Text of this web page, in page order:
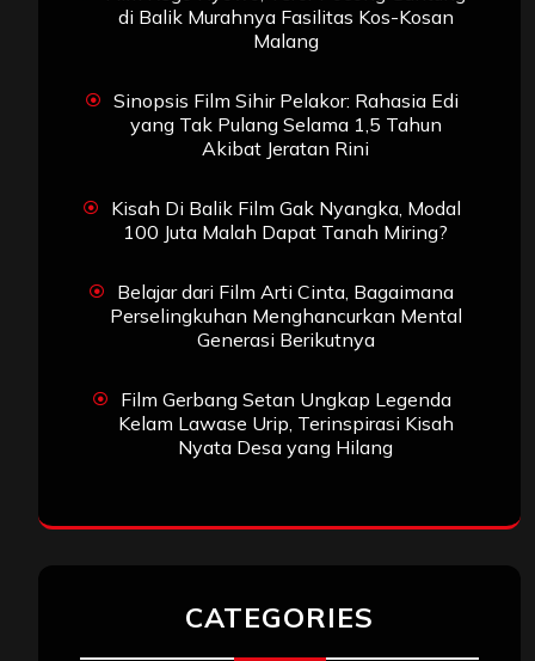
di Balik Murahnya Fasilitas Kos-Kosan
Malang
Sinopsis Film Sihir Pelakor: Rahasia Edi
yang Tak Pulang Selama 1,5 Tahun
Akibat Jeratan Rini
Kisah Di Balik Film Gak Nyangka, Modal
100 Juta Malah Dapat Tanah Miring?
Belajar dari Film Arti Cinta, Bagaimana
Perselingkuhan Menghancurkan Mental
Generasi Berikutnya
Film Gerbang Setan Ungkap Legenda
Kelam Lawase Urip, Terinspirasi Kisah
Nyata Desa yang Hilang
CATEGORIES